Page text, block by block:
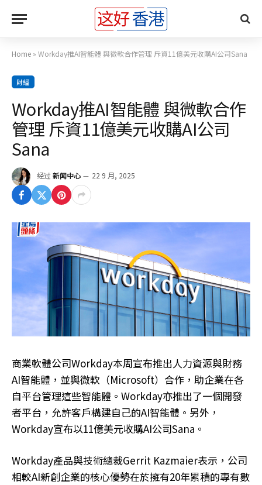
Home » Workday推AI智能體 與微軟合作管理 斥資11億美元收購AI公司Sana
財經
Workday推AI智能體 與微軟合作
管理 斥資11億美元收購AI公司
Sana
经过 新闻中心 22 9 月, 2025
商業軟體公司Workday本周宣布推出人力資源與財務
AI智能體，並與微軟（Microsoft）合作，助企業在各
自平台管理這些智能體。Workday亦推出了一個開發
者平台，允許客戶構建自己的AI智能體。另外，
Workday宣布以11億美元收購AI公司Sana。
Workday產品與技術總裁Gerrit Kazmaier表示，公司
相較AI新創企業的核心優勢在於擁有20年累積的專有數